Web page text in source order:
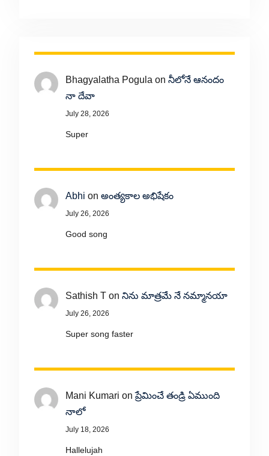
Bhagyalatha Pogula on నీలోనే ఆనందం
నా దేవా
July 28, 2026
Super
Abhi on అంత్యకాల అభిషేకం
July 26, 2026
Good song
Sathish Ton నిను మాత్రమే నే నమ్మానయా
July 26, 2026
Super song faster
Mani Kumari onప్రేమించే తండ్రి ఏముంది
నాలో
July 18, 2026
Hallelujah